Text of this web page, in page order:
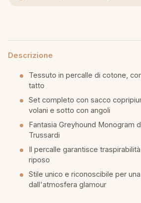
e Pigiami
Descrizione
Tessuto in percalle di cotone,
tatto
Set completo con sacco
volani e sotto con angoli
Fantasia Greyhound Monogram
Trussardi
Il percalle garantisce
riposo
Stile unico e riconoscibile per
dall'atmosfera glamour